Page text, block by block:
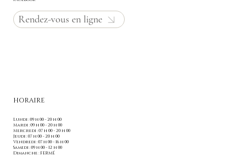
Rendez-vous en ligne
Lundi : 09 h 00 - 20 h 00
Mardi : 09 h 00 - 20 h 00
Mercredi : 07 h 00 - 20 h 00
Jeudi : 07 h 00 - 20 h 00
Vendredi : 07 h 00 - 16 h 00
Samedi : 09 h 00 - 12 h 00
Dimanche : FERMÉ
HORAIRE